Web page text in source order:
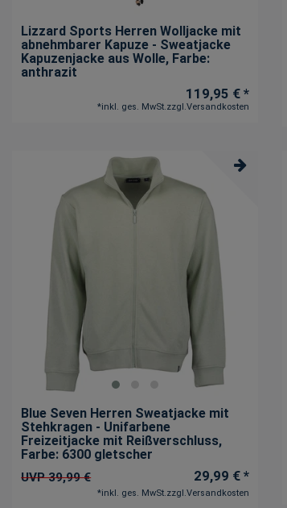
Lizzard Sports Herren Wolljacke mit
abnehmbarer Kapuze - Sweatjacke
Kapuzenjacke aus Wolle, Farbe:
anthrazit
119,95 € *
*inkl. ges. MwSt.zzgl.Versandkosten
Blue Seven Herren Sweatjacke mit
Stehkragen - Unifarbene
Freizeitjacke mit Reißverschluss,
Farbe: 6300 gletscher
UVP 39,99 € 29,99 € *
*inkl. ges. MwSt.zzgl.Versandkosten